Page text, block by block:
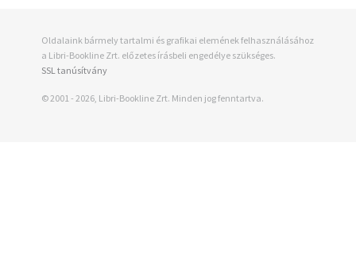
Oldalaink bármely tartalmi és grafikai elemének felhasználásához
a Libri-Bookline Zrt. előzetes írásbeli engedélye szükséges.
SSL tanúsítvány
© 2001 - 2026, Libri-Bookline Zrt. Minden jog fenntartva.